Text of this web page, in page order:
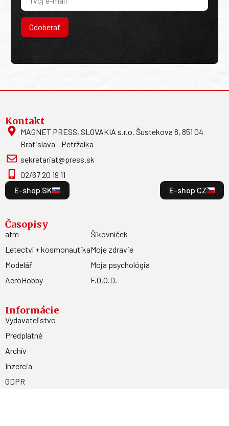
Odoberať
Kontakt
MAGNET PRESS, SLOVAKIA s.r.o. Šustekova 8, 851 04
Bratislava - Petržalka
sekretariat@press.sk
02/67 20 19 11
E-shop SK
E-shop CZ
Časopisy
atm
Letectví + kosmonautika
Modelář
AeroHobby
Šikovníček
Moje zdravie
Moja psychológia
F.O.O.D.
Informácie
Vydavateľstvo
Predplatné
Archív
Inzercia
GDPR